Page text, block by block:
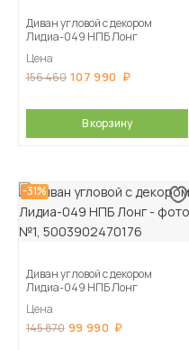
Диван угловой с декором
Лидиа-049 НПБ Лонг
Цена
156 460 107 990
В корзину
-31%
Диван угловой с декором
Лидиа-049 НПБ Лонг
Цена
145 870 99 990